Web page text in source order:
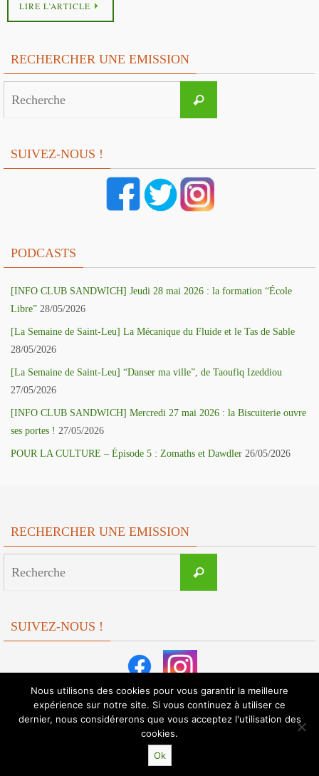
LIRE L’ARTICLE
RECHERCHER UNE EMISSION
Recherche
SUIVEZ-NOUS !
PODCASTS
[INFO CLUB SANDWICH] Jeudi 28 mai 2026 : la formation “École
Libre” 28/05/2026
[La Semaine de Saint-Leu] La Mécanique du Fluide et le Tas de Sable
28/05/2026
[La Semaine de Saint-Leu] “Danser ma ville”, de Taoufiq Izeddiou
27/05/2026
[INFO CLUB SANDWICH] Mercredi 27 mai 2026 : la Biscuiterie ouvre
ses portes ! 27/05/2026
POUR LA CULTURE – Épisode 5 : Zomaths et Dawdler 26/05/2026
RECHERCHER UNE EMISSION
Recherche
SUIVEZ-NOUS !
Fonctionne avecNirvana
Nous utilisons des cookies pour vous garantir la meilleure
expérience sur notre site. Si vous continuez à utiliser ce
dernier, nous considérerons que vous acceptez l'utilisation des
cookies.
Ok